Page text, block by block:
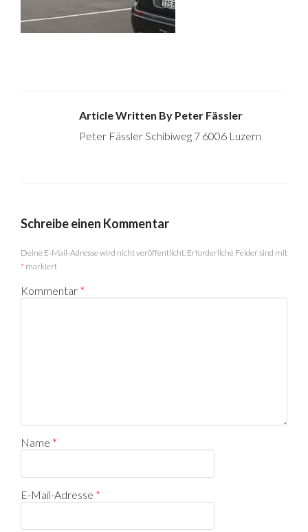
Article Written By Peter Fässler
Peter Fässler Schibiweg 7 6006 Luzern
Schreibe einen Kommentar
Deine E-Mail-Adresse wird nicht veröffentlicht. Erforderliche Felder sind mit
* markiert
Kommentar *
Name *
E-Mail-Adresse *